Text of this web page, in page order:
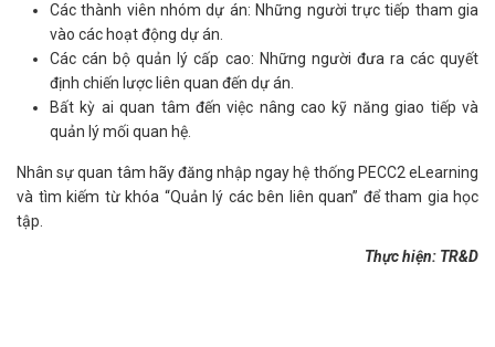
Các thành viên nhóm dự án: Những người trực tiếp tham gia
vào các hoạt động dự án.
Các cán bộ quản lý cấp cao: Những người đưa ra các quyết
định chiến lược liên quan đến dự án.
Bất kỳ ai quan tâm đến việc nâng cao kỹ năng giao tiếp và
quản lý mối quan hệ.
Nhân sự quan tâm hãy đăng nhập ngay hệ thống PECC2 eLearning
và tìm kiếm từ khóa “Quản lý các bên liên quan” để tham gia học
tập.
Thực hiện: TR&D